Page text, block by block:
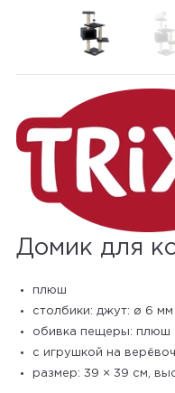
Домик для
плюш
столбики: джут: ø 6 мм
обивка пещеры: плюш
с игрушкой на
размер: 39 × 39 см,